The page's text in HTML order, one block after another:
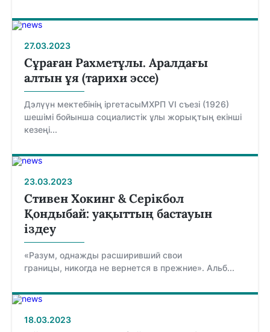
27.03.2023
Сұраған Рахметұлы. Аралдағы
алтын ұя (тарихи эссе)
Дэлүүн мектебінің іргетасыМХРП VI съезі (1926)
шешімі бойынша социалистік ұлы жорықтың екінші
кезеңі...
23.03.2023
Стивен Хокинг & Серікбол
Қондыбай: уақыттың бастауын
іздеу
«Разум, однажды расширивший свои
границы, никогда не вернется в прежние». Альб...
18.03.2023